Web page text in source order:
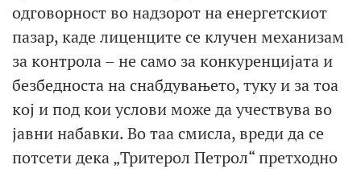
одговорност во надзорот на енергетскиот
пазар, каде лиценците се клучен механизам
за контрола – не само за конкуренцијата и
безбедноста на снабдувањето, туку и за тоа
кој и под кои услови може да учествува во
јавни набавки. Во таа смисла, вреди да се
потсети дека „Тритерол Петрол“ претходно